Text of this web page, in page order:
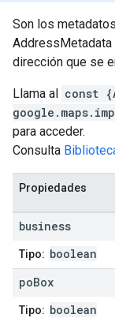
Son los
dirección que se
Llama al const
para acceder.
Consulta
Propiedades
business
Tipo: boolean
poBox
Tipo: boolean